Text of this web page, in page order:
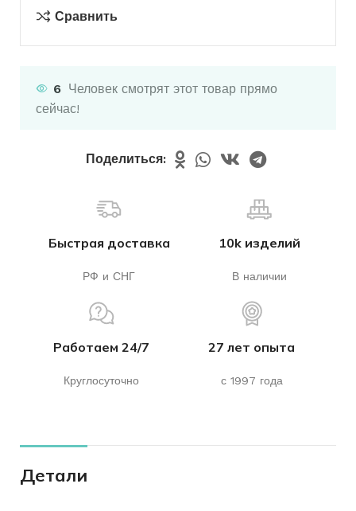
Сравнить
6 Человек смотрят этот товар прямо
сейчас!
Поделиться:
Быстрая доставка
РФ и СНГ
10k изделий
В наличии
Работаем 24/7
Круглосуточно
27 лет опыта
с 1997 года
Детали